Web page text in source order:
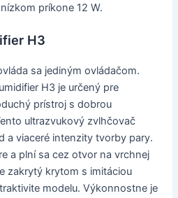
príkone 12 W.
H3
sa jediným ovládačom.
H3 je určený pre
prístroj s dobrou
ultrazvukový zvlhčovač
a viaceré intenzity tvorby pary.
a plní sa cez otvor na vrchnej
zakrytý krytom s imitáciou
modelu. Výkonnostne je